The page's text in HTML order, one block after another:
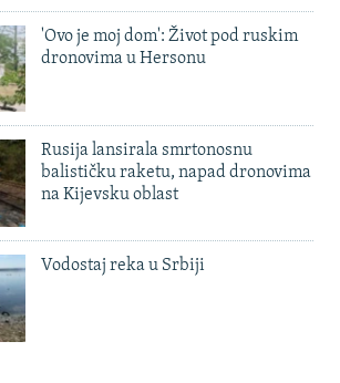
'Ovo je moj dom': Život pod ruskim
dronovima u Hersonu
Rusija lansirala smrtonosnu
balističku raketu, napad dronovima
na Kijevsku oblast
Vodostaj reka u Srbiji